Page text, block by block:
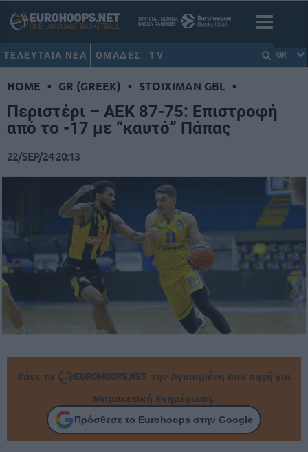
ΤΕΛΕΥΤΑΙΑ ΝΕΑ ΟΜΑΔΕΣ TV GR
HOME • GR (GREEK) • STOIXIMAN GBL •
Περιστέρι – ΑΕΚ 87-75: Επιστροφή
από το -17 με “καυτό” Πάπας
22/SEP/24 20:13
Κάνε το
την Αγαπημένη σου πηγή για
Μπασκετική Ενημέρωση.
Πρόσθεσε το Eurohoops στην Google